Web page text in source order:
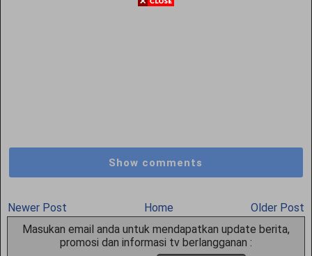
Show comments
Newer Post Home
Older Post
Masukan email anda untuk mendapatkan update berita,
promosi dan informasi tv berlangganan :